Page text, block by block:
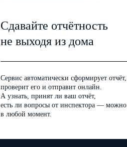
Сдавайте отчётность
не выходя из дома
Сервис автоматически сформирует отчёт,
проверит его и отправит онлайн.
А узнать, принят ли ваш отчёт,
есть ли вопросы от инспектора — можно
в любой момент.